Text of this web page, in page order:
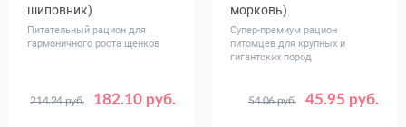
шиповник)
Питательный рацион для
гармоничного роста щенков
182.10 руб.
214.24 руб.
Вес, кг 2 12
морковь)
Супер-премиум рацион
питомцев для крупных и
гигантских пород
45.95 руб.
54.06 руб.
Вес, кг 2.5 12